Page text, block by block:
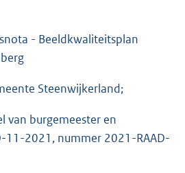
- Beeldkwaliteitsplan
Steenwijkerland;
van burgemeester en
11-2021, nummer 2021-RAAD-